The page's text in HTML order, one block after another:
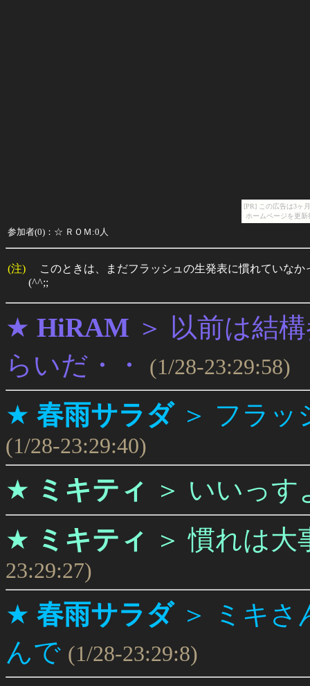
[PR] この広告は3ヶ
ホームページを更
参加者(0)：☆ ＲＯＭ:0人
(注)
このときは、まだフラッシュの生発表に慣れていな
(^^;;
★ HiRAM ＞ 以前は結
らいだ・・
(1/28-23:29:58)
★ 春雨サラダ＞ フラッ
(1/28-23:29:40)
★ ミキティ ＞ いいっす
★ ミキティ ＞慣れは大
23:29:27)
★ 春雨サラダ＞
ミキさ
んで (1/28-23:29:8)